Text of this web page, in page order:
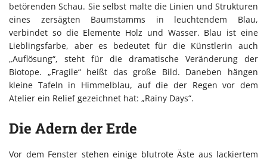
betörenden Schau. Sie selbst malte die Linien und Strukturen
eines zersägten Baumstamms in leuchtendem Blau,
verbindet so die Elemente Holz und Wasser. Blau ist eine
Lieblingsfarbe, aber es bedeutet für die Künstlerin auch
„Auflösung“, steht für die dramatische Veränderung der
Biotope. „Fragile“ heißt das große Bild. Daneben hängen
kleine Tafeln in Himmelblau, auf die der Regen vor dem
Atelier ein Relief gezeichnet hat: „Rainy Days“.
Die Adern der Erde
Vor dem Fenster stehen einige blutrote Äste aus lackiertem